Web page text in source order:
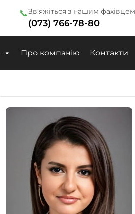
📞Зв’яжіться з нашим фахівцем
(073) 766-78-80
Про компанію Контакти